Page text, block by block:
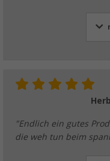
"Endlich ein gutes
die weh tun beim